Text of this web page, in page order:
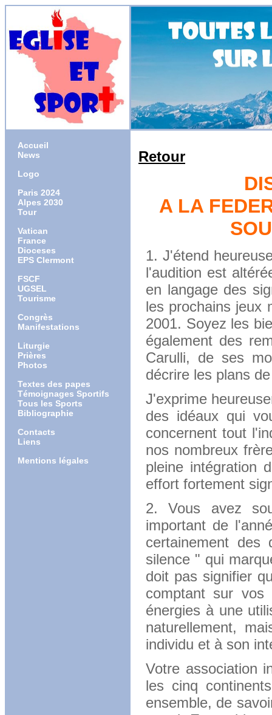
Accueil
News
Logo
Paris 2024
Alpes 2030
Tour
Vatican
France
Dioceses
EPS Clermont
FSCF
UGSEL
Tourisme
Congrès
Manifestations
Liturgie
Prières
Photos
Textes des papes
Témoignages Sportifs
Tous les Sports
Bibliographie
Contacts
Liens
Mentions légales
Retour
A LA
1. J'étend
l'audition est
en langage des
les prochains jeux
2001. Soyez les
également des
Carulli, de ses
décrire les plans
J'exprime
des idéaux qui
concernent tout
nos nombreux
pleine intégration
effort fortement
2. Vous avez
important de
certainement
silence " qui
doit pas signifier
comptant sur vos
énergies à une
naturellement,
individu et à son
Votre association
les cinq
ensemble, de